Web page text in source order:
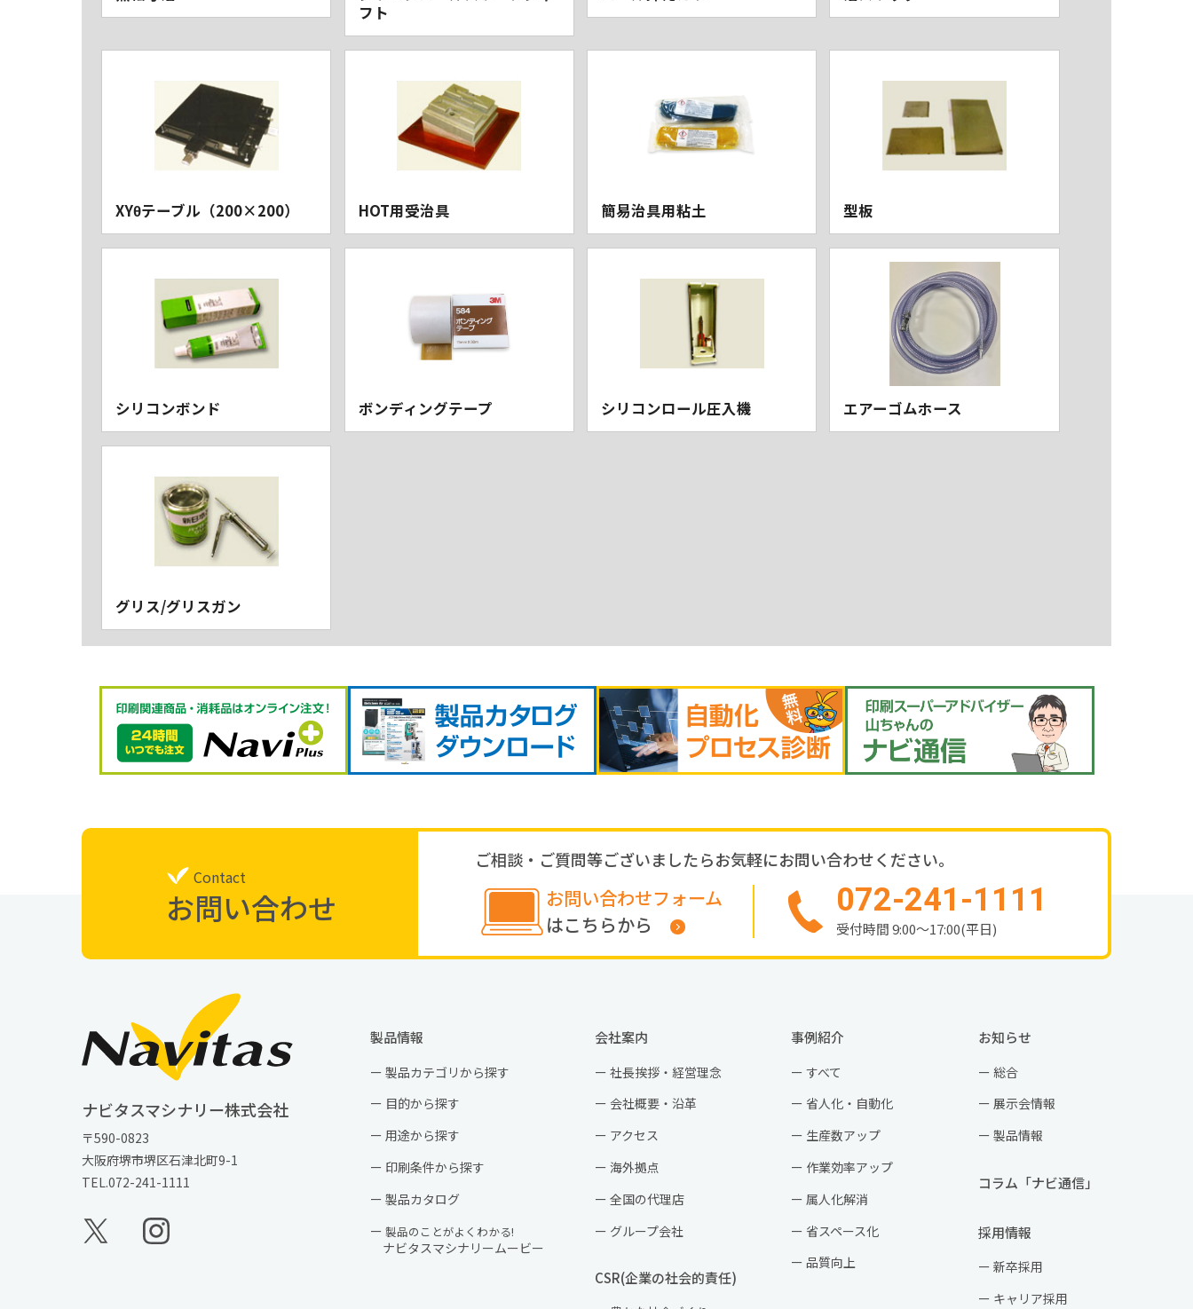
フト
XYθテーブル（200×200） HOT用受治具 簡易治具用粘土 型板
シリコンボンド ボンディングテープ シリコンロール圧入機 エアーゴムホース
グリス/グリスガン
Contact
お問い合わせ
ご相談・ご質問等ございましたらお気軽にお問い合わせください。
お問い合わせフォーム
はこちらから
072-241-1111
受付時間 9:00〜17:00(平日)
ナビタスマシナリー株式会社
〒590-0823
大阪府堺市堺区石津北町9-1
TEL.072-241-1111
製品情報
製品カテゴリから探す
目的から探す
用途から探す
印刷条件から探す
製品カタログ
製品のことがよくわかる!
ナビタスマシナリームービー
会社案内
社長挨拶・経営理念
会社概要・沿革
アクセス
海外拠点
全国の代理店
グループ会社
CSR(企業の社会的責任)
事例紹介
すべて
省人化・自動化
生産数アップ
作業効率アップ
属人化解消
省スペース化
品質向上
お知らせ
総合
展示会情報
製品情報
コラム「ナビ通信」
採用情報
新卒採用
キャリア採用